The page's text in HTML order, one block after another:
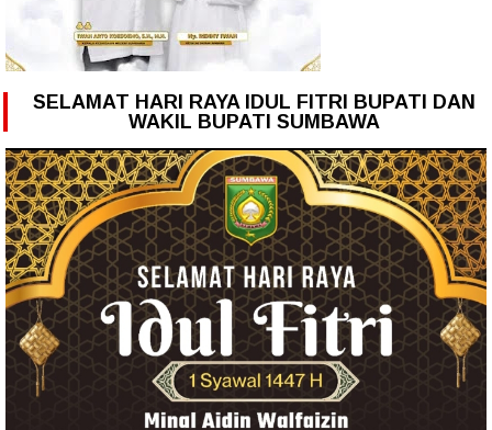
SELAMAT HARI RAYA IDUL FITRI BUPATI DAN
WAKIL BUPATI SUMBAWA